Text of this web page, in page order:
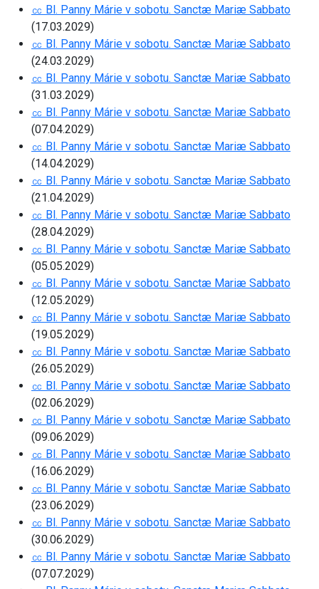
㏄ Bl. Panny Márie v sobotu. Sanctæ Mariæ Sabbato
(17.03.2029)
㏄ Bl. Panny Márie v sobotu. Sanctæ Mariæ Sabbato
(24.03.2029)
㏄ Bl. Panny Márie v sobotu. Sanctæ Mariæ Sabbato
(31.03.2029)
㏄ Bl. Panny Márie v sobotu. Sanctæ Mariæ Sabbato
(07.04.2029)
㏄ Bl. Panny Márie v sobotu. Sanctæ Mariæ Sabbato
(14.04.2029)
㏄ Bl. Panny Márie v sobotu. Sanctæ Mariæ Sabbato
(21.04.2029)
㏄ Bl. Panny Márie v sobotu. Sanctæ Mariæ Sabbato
(28.04.2029)
㏄ Bl. Panny Márie v sobotu. Sanctæ Mariæ Sabbato
(05.05.2029)
㏄ Bl. Panny Márie v sobotu. Sanctæ Mariæ Sabbato
(12.05.2029)
㏄ Bl. Panny Márie v sobotu. Sanctæ Mariæ Sabbato
(19.05.2029)
㏄ Bl. Panny Márie v sobotu. Sanctæ Mariæ Sabbato
(26.05.2029)
㏄ Bl. Panny Márie v sobotu. Sanctæ Mariæ Sabbato
(02.06.2029)
㏄ Bl. Panny Márie v sobotu. Sanctæ Mariæ Sabbato
(09.06.2029)
㏄ Bl. Panny Márie v sobotu. Sanctæ Mariæ Sabbato
(16.06.2029)
㏄ Bl. Panny Márie v sobotu. Sanctæ Mariæ Sabbato
(23.06.2029)
㏄ Bl. Panny Márie v sobotu. Sanctæ Mariæ Sabbato
(30.06.2029)
㏄ Bl. Panny Márie v sobotu. Sanctæ Mariæ Sabbato
(07.07.2029)